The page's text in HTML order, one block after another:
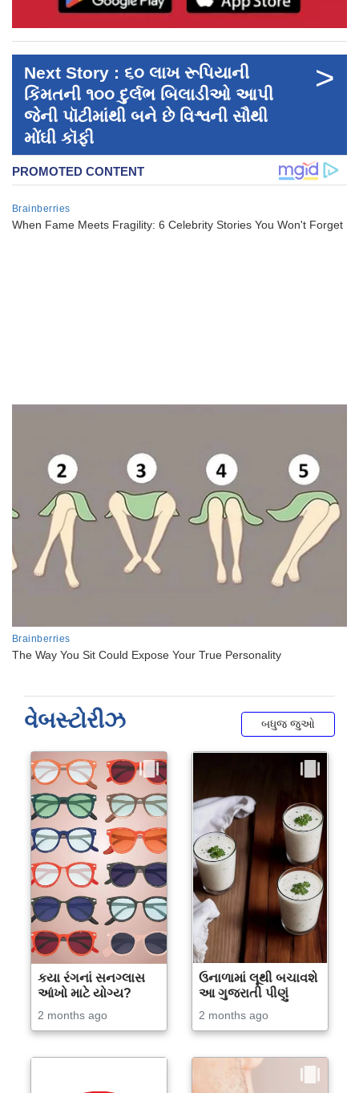
Next Story : ૬૦ લાખ રૂપિયાની
કિંમતની ૧૦૦ દુર્લભ બિલાડીઓ આપી
જેની પૉટીમાંથી બને છે વિશ્વની સૌથી
મોંઘી કૉફી
>
વેબસ્ટોરીઝ બધુજ જુઓ
કયા રંગનાં સનગ્લાસ
આંખો માટે યોગ્ય?
2 months ago
ઉનાળામાં લૂથી બચાવશે
આ ગુજરાતી પીણું
2 months ago